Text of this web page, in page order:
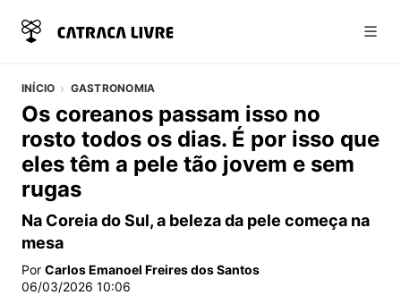
INÍCIO GASTRONOMIA
Os coreanos passam isso no
rosto todos os dias. É por isso que
eles têm a pele tão jovem e sem
rugas
Na Coreia do Sul, a beleza da pele começa na
mesa
Por Carlos Emanoel Freires dos Santos
06/03/2026 10:06